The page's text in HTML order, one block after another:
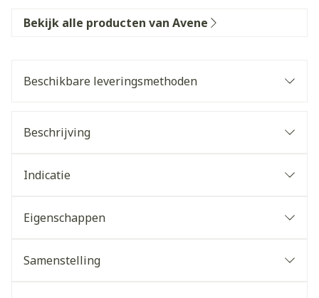
Bekijk alle producten van Avene
Beschikbare leveringsmethoden
Beschrijving
Indicatie
Eigenschappen
Samenstelling